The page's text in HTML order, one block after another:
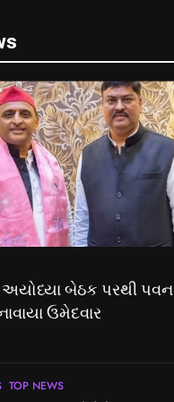
અયોધ્યા બેઠક પરથી પવન
ઉમેદવાર
TOP NEWS